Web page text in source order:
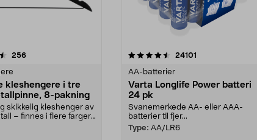
256anmeldelser
kleshengere i tre
8-pakning
skikkelig kleshenger av
– finnes i flere farger.
4.5av 5 stjerner 24101
AA-batterier
Varta Longlife Power batteri
24 pk
Svanemerkede AA- eller AAA-
batterier til fjer...
Type: AA/LR6
4.5av 5 stjerner